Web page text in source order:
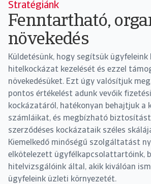
Stratégiánk
Fenntartható,
növekedés
Küldetésünk, hogy segítsük ügyfeleink
hitelkockázat kezelését és ezzel
növekedésüket. Ezt úgy valósítjuk
pontos értékelést adunk vevőik fizetési
kockázatáról, hatékonyan behajtjuk a
számláikat, és megbízható
szerződéses kockázataik széles
Kiemelkedő minőségű szolgáltatást
elkötelezett ügyfélkapcsolattartóink,
hitelvizsgálóink által, akik kiválóan
ügyfeleink üzleti környezetét.